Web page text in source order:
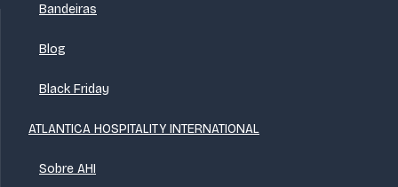
Bandeiras
Blog
Black Friday
ATLANTICA HOSPITALITY INTERNATIONAL
Sobre AHI